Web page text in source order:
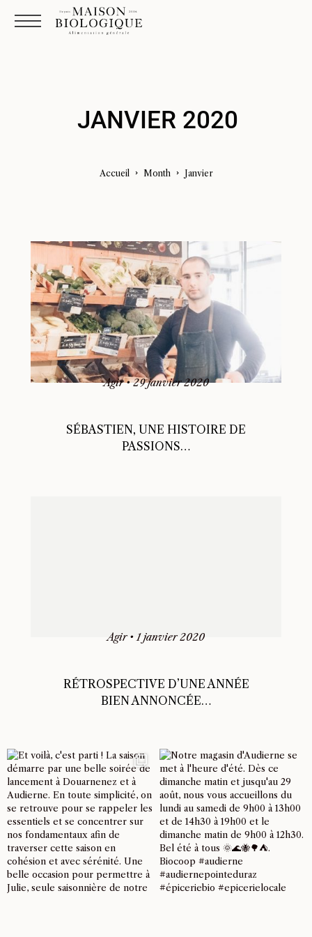
JANVIER 2020
Accueil Month janvier
Agir •29 janvier 2020
SÉBASTIEN, UNE HISTOIRE DE
PASSIONS…
Agir •1 janvier 2020
RÉTROSPECTIVE D’UNE ANNÉE
BIEN ANNONCÉE…